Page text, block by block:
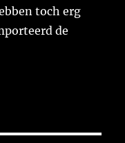
toch erg
de